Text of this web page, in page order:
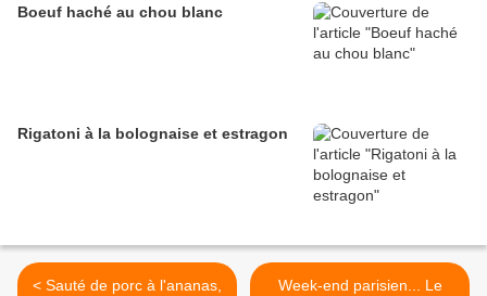
Boeuf haché au chou blanc
Rigatoni à la bolognaise et estragon
< Sauté de porc à l'ananas,
Week-end parisien... Le